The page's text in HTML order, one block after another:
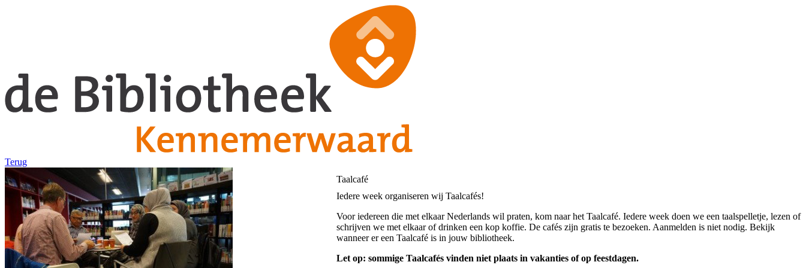
Terug
Taalcafé
Iedere week organiseren wij Taalcafés!
Voor iedereen die met elkaar Nederlands wil praten, kom naar het Taalcafé. Iedere week doen we een taalspelletje, lezen of
schrijven we met elkaar of drinken een kop koffie. De cafés zijn gratis te bezoeken. Aanmelden is niet nodig. Bekijk
wanneer er een Taalcafé is in jouw bibliotheek.
Let op: sommige Taalcafés vinden niet plaats in vakanties of op feestdagen.